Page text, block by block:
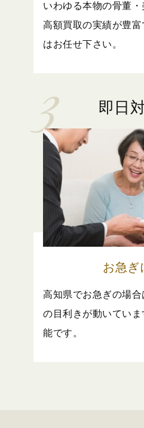
いわゆる本物の骨董・
高額買取の実績が豊
はお任せ下さい。
即日
お急ぎ
高知県でお急ぎの場
の目利きが動いてい
能です。